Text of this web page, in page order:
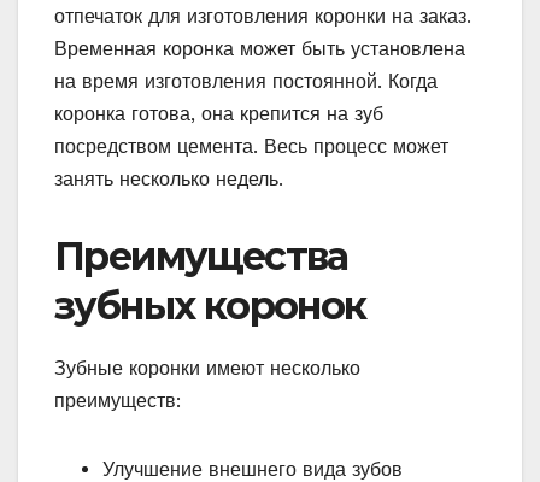
отпечаток для изготовления коронки на заказ.
Временная коронка может быть установлена
на время изготовления постоянной. Когда
коронка готова, она крепится на зуб
посредством цемента. Весь процесс может
занять несколько недель.
Преимущества
зубных коронок
Зубные коронки имеют несколько
преимуществ:
Улучшение внешнего вида зубов